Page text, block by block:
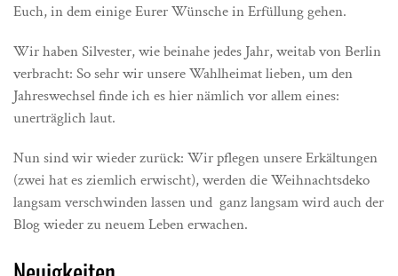
Euch, in dem einige Eurer Wünsche in Erfüllung gehen.
Wir haben Silvester, wie beinahe jedes Jahr, weitab von Berlin
verbracht: So sehr wir unsere Wahlheimat lieben, um den
Jahreswechsel finde ich es hier nämlich vor allem eines:
unerträglich laut.
Nun sind wir wieder zurück: Wir pflegen unsere Erkältungen
(zwei hat es ziemlich erwischt), werden die Weihnachtsdeko
langsam verschwinden lassen und ganz langsam wird auch der
Blog wieder zu neuem Leben erwachen.